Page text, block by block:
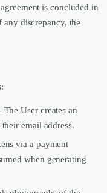
is concluded in
discrepancy, the
User creates an
email address.
via a payment
when generating